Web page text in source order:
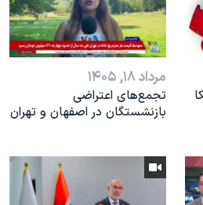
صلح
«سی‌پک»
مرداد ۱۸, ۱۴۰۵
تجمع‌های اعتراضی
بازنشستگان در اصفهان و تهران